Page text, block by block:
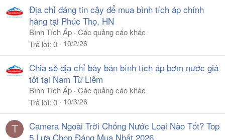
Địa chỉ đáng tin cậy để mua bình tích áp chính
hãng tại Phúc Thọ, HN
Bình Tích Áp Các quảng cáo khác
Trả lời 0 10/2/26
Chia sẻ địa chỉ bày bán bình tích áp bơm nước giá
tốt tại Nam Từ Liêm
Bình Tích Áp Các quảng cáo khác
Trả lời 0 10/3/26
T
Camera Ngoài Trời Chống Nước Loại Nào Tốt? Top
5 Lựa Chọn Đáng Mua Nhất 2026